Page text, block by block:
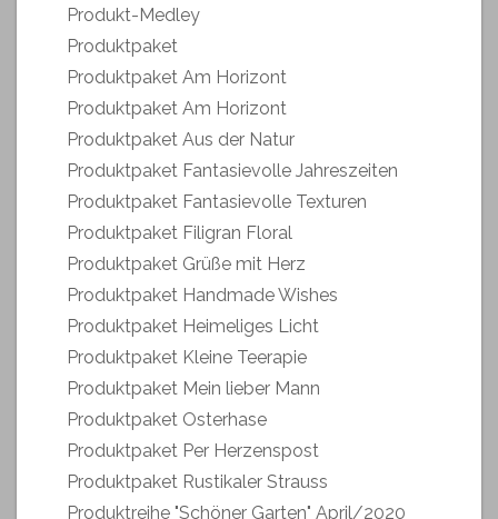
Produkt-Medley
Produktpaket
Produktpaket Am Horizont
Produktpaket Am Horizont
Produktpaket Aus der Natur
Produktpaket Fantasievolle Jahreszeiten
Produktpaket Fantasievolle Texturen
Produktpaket Filigran Floral
Produktpaket Grüße mit Herz
Produktpaket Handmade Wishes
Produktpaket Heimeliges Licht
Produktpaket Kleine Teerapie
Produktpaket Mein lieber Mann
Produktpaket Osterhase
Produktpaket Per Herzenspost
Produktpaket Rustikaler Strauss
Produktreihe "Schöner Garten" April/2020